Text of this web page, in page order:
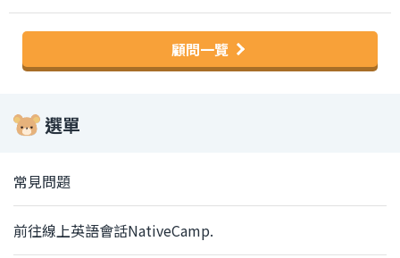
顧問一覽
選單
常見問題
前往線上英語會話NativeCamp.